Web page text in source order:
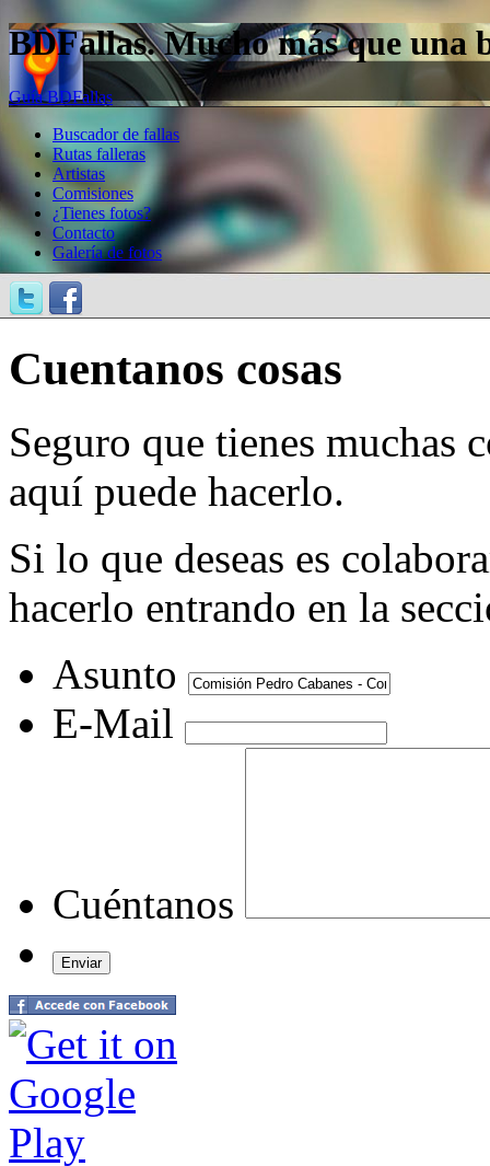
BDFallas. Mucho más que una
Guía BDFallas
Buscador de fallas
Rutas falleras
Artistas
Comisiones
¿Tienes fotos?
Contacto
Galería de fotos
Cuentanos cosas
Seguro que tienes muchas
aquí puede hacerlo.
Si lo que deseas es
hacerlo entrando en la
Asunto
E-Mail
Cuéntanos